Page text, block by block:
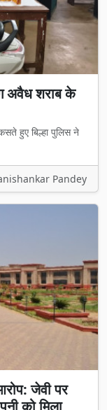
अवैध शराब के
हुए बिल्हा पुलिस ने
Pandey
जेवी पर
को मिला